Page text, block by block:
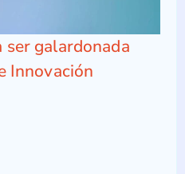
ser galardonada
Innovación